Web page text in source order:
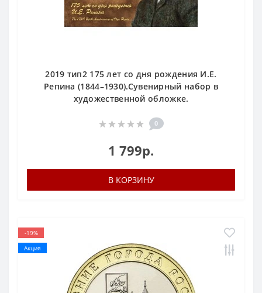
2019 тип2 175 лет со дня рождения И.Е.
Репина (1844–1930).Сувенирный набор в
художественной обложке.
0
1 799р.
В КОРЗИНУ
-19%
Акция